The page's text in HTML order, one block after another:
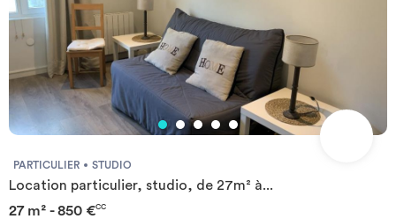
PARTICULIER STUDIO
Location particulier, studio, de 27m² à...
27 m² - 850 €CC